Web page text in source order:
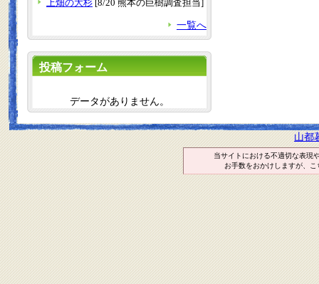
上畑の大杉 [8/20 熊本の巨樹調査担当]
一覧へ
投稿フォーム
データがありません。
山都
当サイトにおける不適切な表現
お手数をおかけしますが、こ